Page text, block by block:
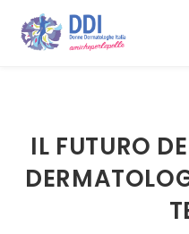
contenuto
IL FUTURO